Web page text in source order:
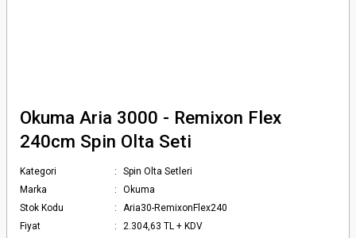
Okuma Aria 3000 - Remixon Flex
240cm Spin Olta Seti
Kategori
Spin Olta Setleri
Marka
Okuma
Stok Kodu
Aria30-RemixonFlex240
Fiyat
2.304,63 TL + KDV